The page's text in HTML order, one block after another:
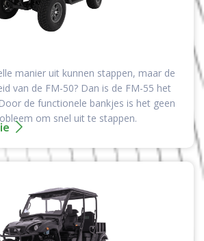
manier uit kunnen stappen, maar de
van de FM-50? Dan is de FM-55 het
de functionele bankjes is het geen
om snel uit te stappen.